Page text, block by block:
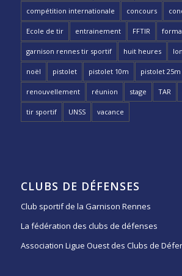
compétition internationale concours
Ecole de tir entrainement FFTIR
garnison rennes tir sportif huit heures
noël pistolet pistolet 10m pistolet 25m
renouvellement réunion stage TAR
tir sportif UNSS vacance
CLUBS DE DÉFENSES
Club sportif de la Garnison Rennes
La fédération des clubs de défenses
Association Ligue Ouest des Clubs de